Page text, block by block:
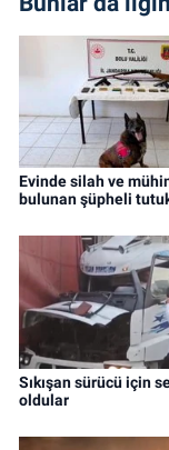
Evinde silah ve
bulunan şüpheli
Sıkışan sürücü için
oldular